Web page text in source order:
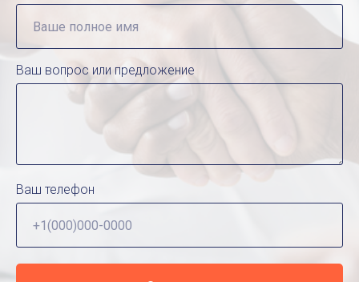
Ваш вопрос или предложение
Ваш телефон